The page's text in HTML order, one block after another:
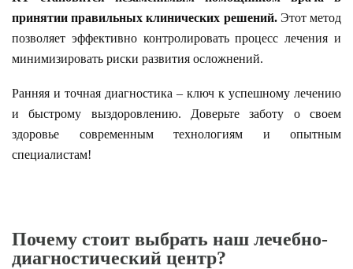
принятии правильных клинических решений.Этот метод
позволяет эффективно контролировать процесс лечения и
минимизировать риски развития осложнений.
Ранняя и точная диагностика – ключ к успешному лечению
и быстрому выздоровлению. Доверьте заботу о своем
здоровье современным технологиям и опытным
специалистам!
Почему стоит выбрать наш лечебно-
диагностический центр?